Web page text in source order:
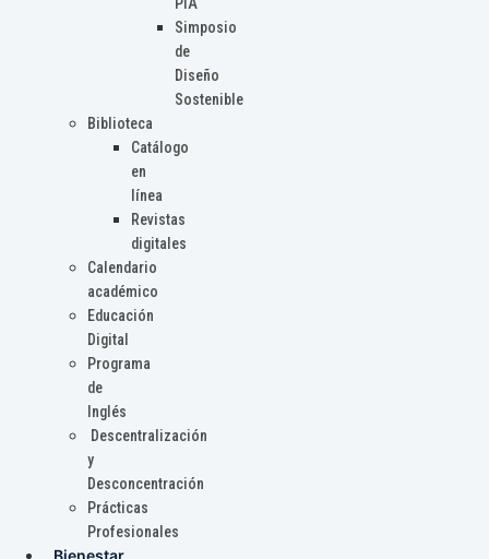
PIA
Simposio
de
Diseño
Sostenible
Biblioteca
Catálogo
en
línea
Revistas
digitales
Calendario
académico
Educación
Digital
Programa
de
Inglés
Descentralización
y
Desconcentración
Prácticas
Profesionales